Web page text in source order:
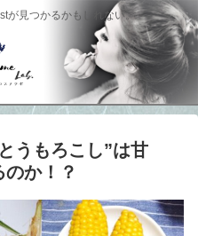
が見つかるかもしれない。
うもろこし”は甘
か！？